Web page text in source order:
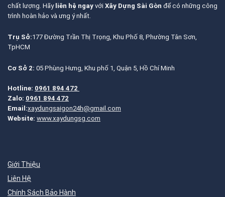
chất lượng. Hãy liên hệ ngay với Xây Dựng Sài Gòn để có những công
trình hoàn hảo và ưng ý nhất.
Trụ Sở:177 Đường Trần Thị Trọng, Khu Phố 8, Phường Tân Sơn,
TpHCM
Cơ Sở 2: 05 Phùng Hưng, Khu phố 1, Quận 5, Hồ Chí Minh
Hotline: 0961 894 472
Zalo: 0961 894 472
Email:xaydungsaigon24h@gmail.com
Website: www.xaydungsg.com
Giới Thiệu
Liên Hệ
Chính Sách Bảo Hành